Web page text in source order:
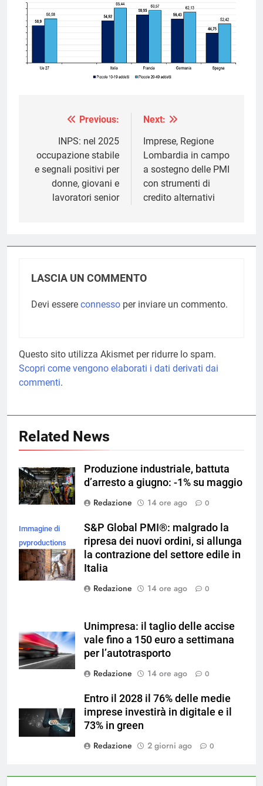
Navigazione
articoli
Previous:
INPS: nel 2025
occupazione stabile
e segnali positivi per
donne, giovani e
lavoratori senior
Next:
Imprese, Regione
Lombardia in campo
a sostegno delle PMI
con strumenti di
credito alternativi
LASCIA UN COMMENTO
Devi essere connesso per inviare un commento.
Questo sito utilizza Akismet per ridurre lo spam.
Scopri come vengono elaborati i dati derivati dai
commenti.
Related News
Produzione industriale, battuta
d’arresto a giugno: -1% su maggio
Redazione
14 ore ago 0
Immagine di
pvproductions
su Magnific
S&P Global PMI®: malgrado la
ripresa dei nuovi ordini, si allunga
la contrazione del settore edile in
Italia
Redazione
14 ore ago 0
Unimpresa: il taglio delle accise
vale fino a 150 euro a settimana
per l’autotrasporto
Redazione
14 ore ago 0
Entro il 2028 il 76% delle medie
imprese investirà in digitale e il
73% in green
Redazione
2 giorni ago 0